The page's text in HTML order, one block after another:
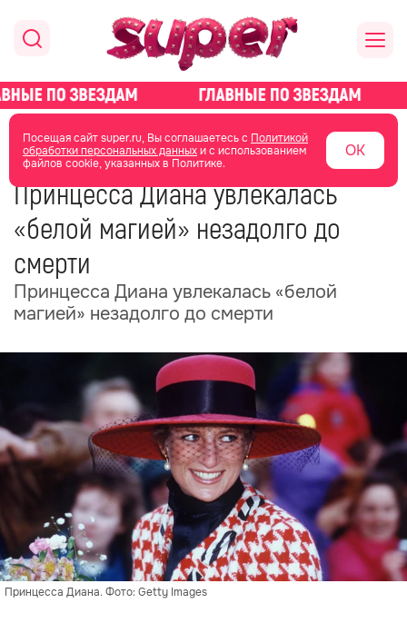
Посещая сайт super.ru, Вы соглашаетесь с Политикой
обработки персональных данныхи с использованием
файлов cookie, указанных в Политике.
ОК
главная новости о звездах новости
06 июля 10:31
Принцесса Диана увлекалась
«белой магией» незадолго до
смерти
Принцесса Диана увлекалась «белой
магией» незадолго до смерти
Принцесса Диана. Фото: Getty Images